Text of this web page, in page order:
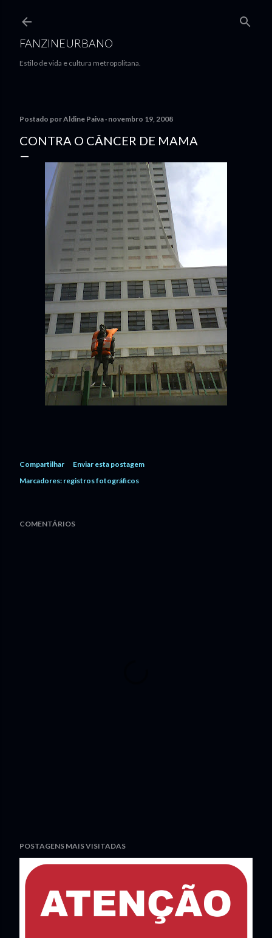
FANZINEURBANO
Estilo de vida e cultura metropolitana.
Postado porAldine Paiva novembro 19, 2008
CONTRA O CÂNCER DE MAMA
Compartilhar
Enviar esta postagem
Marcadores: registros fotográficos
COMENTÁRIOS
POSTAGENS MAIS VISITADAS